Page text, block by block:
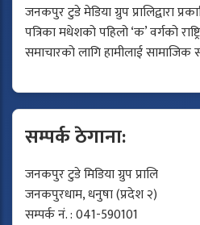
जनकपुर टुडे मेडिया ग्रुप प्रालिद्वारा
पत्रिका मधेशको पहिलो ‘क’ वर्गको
समाचारको लागि हामीलाई
सम्पर्क ठेगाना:
जनकपुर टुडे मिडिया ग्रुप प्रालि
जनकपुरधाम, धनुषा (प्रदेश २)
सम्पर्क नं. : 041-590101